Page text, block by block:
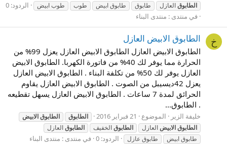
الطابوقالعازل طابوق طابوق ابيض طوب طوب ابيض
الردود: 0
في منتدى : منتدى البناء
خ الطابوق الابيض العازل
الطابوق الابيض العازل الطابوق الابيض العازل يعزل 99% من
الحرارة مما يوفر لك 40% من فاتورة الكهربا. الطابوق الابيض
العازل يوفر لك 50% من تكلفة البناء . الطابوق الابيض العازل
يعزل 42ديسيبل من الصوت . الطابوق الابيض العازل يقاوم
الحرائق لمدة 7 ساعات . الطابوق الابيض العازل يسهل تقطيعه
. الطابوق...
خليفة الزير الموضوع 21 فبراير 2016 الطابوق الطابوقالابيض
الطابوقالابيضالعازل الطابوقالخفيف الطابوقالعازل
طابوق ابيض
طابوق عازل الردود: 0 في منتدى : منتدى البناء